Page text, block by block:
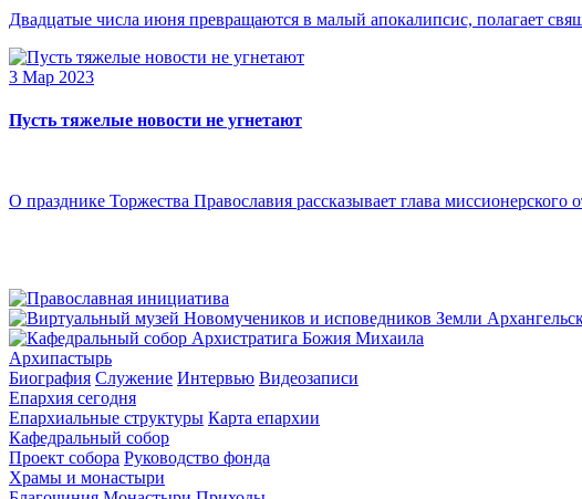
Двадцатые числа июня превращаются в малый апокалипсис, полагает
3 Мар 2023
Пусть тяжелые новости не угнетают
О празднике Торжества Православия рассказывает глава
Архипастырь
Биография Служение Интервью Видеозаписи
Епархия сегодня
Епархиальные структуры Карта епархии
Кафедральный собор
Проект собора Руководство фонда
Храмы и монастыри